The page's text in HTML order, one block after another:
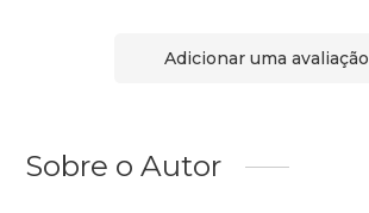
Adicionar uma avaliação
Sobre o Autor